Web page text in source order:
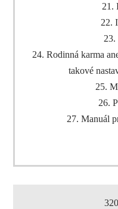
21.
22.
23.
24. Rodinná karma
takové
25.
26.
27. Manuál